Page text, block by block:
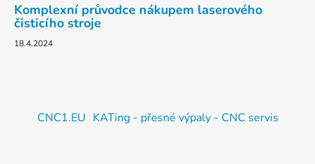
Komplexní průvodce nákupem laserového
čisticího stroje
18.4.2024
CNC1.EU KATing - přesné výpaly - CNC servis